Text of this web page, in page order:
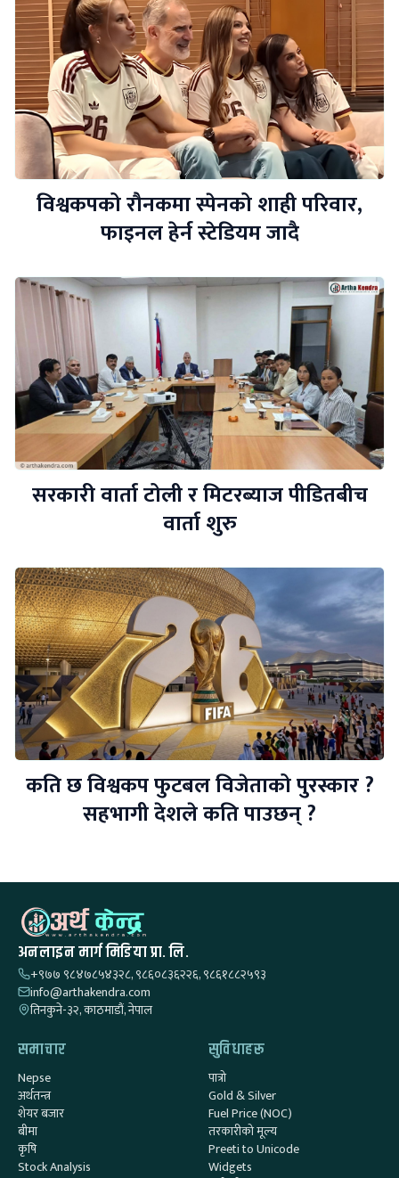
विश्वकपको रौनकमा स्पेनको शाही परिवार,
फाइनल हेर्न स्टेडियम जादै
सरकारी वार्ता टोली र मिटरब्याज पीडितबीच
वार्ता शुरु
कति छ विश्वकप फुटबल विजेताको पुरस्कार ?
सहभागी देशले कति पाउछन् ?
अनलाइन मार्ग मिडिया प्रा. लि.
+९७७ ९८४७८५४३२८, ९८६०८३६२२६, ९८६१८८२५९३
info@arthakendra.com
तिनकुने-३२, काठमाडौं, नेपाल
समाचार
Nepse
अर्थतन्त्र
शेयर बजार
बीमा
कृषि
Stock Analysis
सुविधाहरू
पात्रो
Gold & Silver
Fuel Price (NOC)
तरकारीको मूल्य
Preeti to Unicode
Widgets